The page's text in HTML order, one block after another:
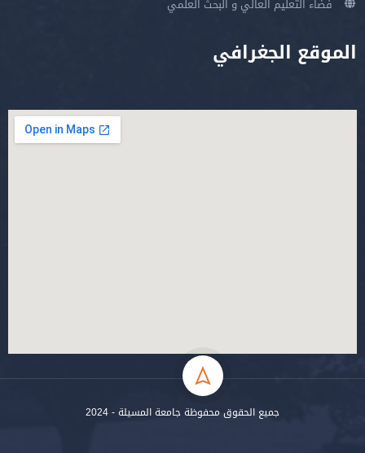
فضاء التعليم العالي و البحث العلمي
الموقع الجغرافي
جميع الحقوق محفوظة جامعة المسيلة - 2024